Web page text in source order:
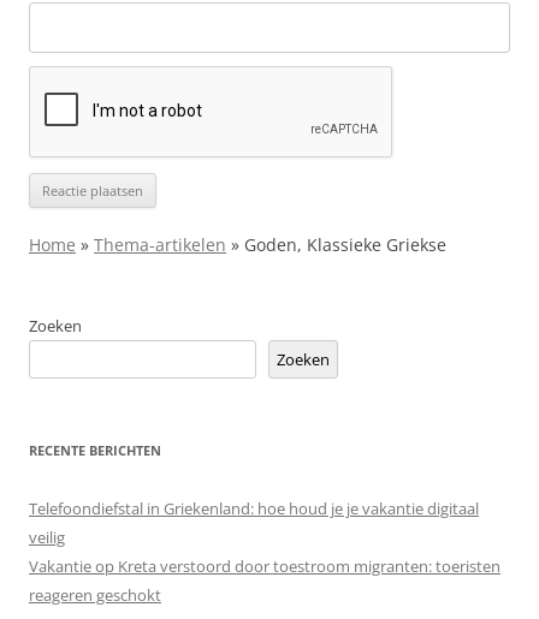
Home » Thema-artikelen » Goden, Klassieke Griekse
Zoeken
Zoeken
RECENTE BERICHTEN
Telefoondiefstal in Griekenland: hoe houd je je vakantie digitaal
veilig
Vakantie op Kreta verstoord door toestroom migranten: toeristen
reageren geschokt